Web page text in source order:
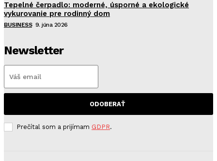
Tepelné čerpadlo: moderné, úsporné a ekologické
vykurovanie pre rodinný dom
BUSINESS 9. júna 2026
Newsletter
ODOBERAŤ
Prečítal som a prijímam GDPR.